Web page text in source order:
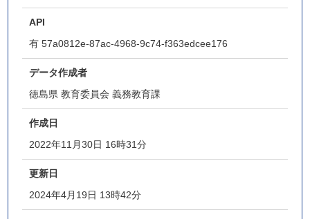
API
有 57a0812e-87ac-4968-9c74-f363edcee176
データ作成者
徳島県 教育委員会 義務教育課
作成日
2022年11月30日 16時31分
更新日
2024年4月19日 13時42分